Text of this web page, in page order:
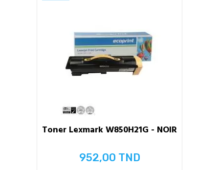
Toner Lexmark W850H21G - NOIR
Prix
952,00 TND